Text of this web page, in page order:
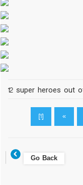
12 super heroes out
[1] «
Go Back